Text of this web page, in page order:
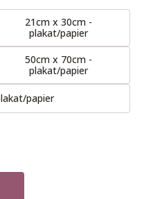
21cm x 30cm -
plakat/papier
50cm x 70cm -
plakat/papier
papier